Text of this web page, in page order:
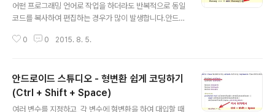
어떤 프로그래밍 언어로 작업을 하더라도 반복적으로 동일
코드를 복사하여 편집하는 경우가 많이 발생합니다.안드로
추키를 제공하고 있습니다.커서가 있는 코드 라인에서Ctrl
다. 2. 아래의 이미지와 같이 동일한 코드가 복사됩니다.
0 0 2015. 8. 5.
안드로이드 스튜디오 - 형변환 쉽게 코딩하기
(Ctrl + Shift + Space)
여러 변수를 지정하고, 각 변수에 형변환을 하여 대입할 때